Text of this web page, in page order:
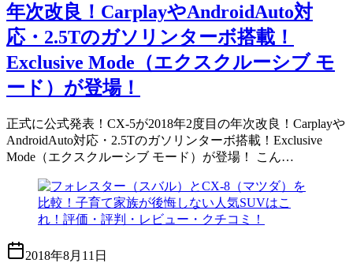
年次改良！CarplayやAndroidAuto対
応・2.5Tのガソリンターボ搭載！
Exclusive Mode（エクスクルーシブ モ
ード）が登場！
正式に公式発表！CX-5が2018年2度目の年次改良！Carplayや
AndroidAuto対応・2.5Tのガソリンターボ搭載！Exclusive
Mode（エクスクルーシブ モード）が登場！ こん…
2018年8月11日